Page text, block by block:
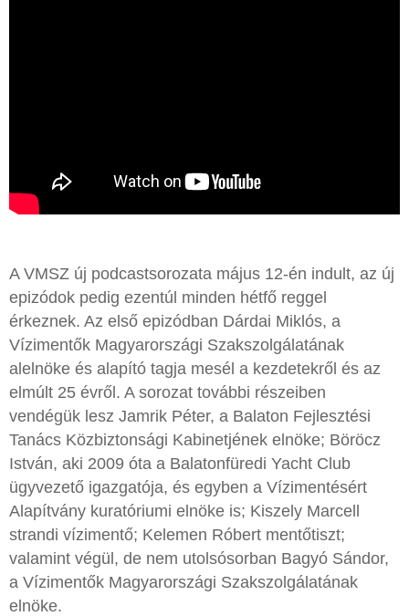
A VMSZ új podcastsorozata május 12-én indult, az új
epizódok pedig ezentúl minden hétfő reggel
érkeznek. Az első epizódban Dárdai Miklós, a
Vízimentők Magyarországi Szakszolgálatának
alelnöke és alapító tagja mesél a kezdetekről és az
elmúlt 25 évről. A sorozat további részeiben
vendégük lesz Jamrik Péter, a Balaton Fejlesztési
Tanács Közbiztonsági Kabinetjének elnöke; Böröcz
István, aki 2009 óta a Balatonfüredi Yacht Club
ügyvezető igazgatója, és egyben a Vízimentésért
Alapítvány kuratóriumi elnöke is; Kiszely Marcell
strandi vízimentő; Kelemen Róbert mentőtiszt;
valamint végül, de nem utolsósorban Bagyó Sándor,
a Vízimentők Magyarországi Szakszolgálatának
elnöke.